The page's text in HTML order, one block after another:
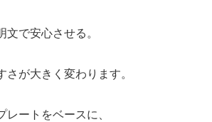
文で安心させる。
さが大きく変わります。
ートをベースに、